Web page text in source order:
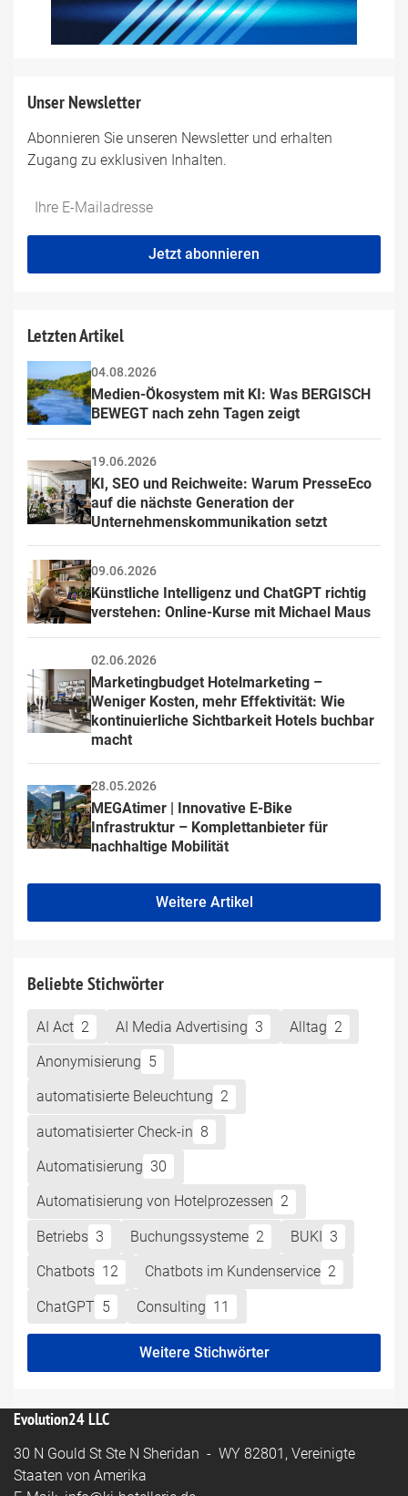
Unser Newsletter
Abonnieren Sie unseren Newsletter und erhalten
Zugang zu exklusiven Inhalten.
Do
*Ihre
Jetzt abonnieren
Letzten Artikel
04.08.2026
Medien-Ökosystem mit KI: Was BERGISCH
BEWEGT nach zehn Tagen zeigt
19.06.2026
KI, SEO und Reichweite: Warum PresseEco
auf die nächste Generation der
Unternehmenskommunikation setzt
09.06.2026
Künstliche Intelligenz und ChatGPT richtig
verstehen: Online-Kurse mit Michael Maus
02.06.2026
Marketingbudget Hotelmarketing –
Weniger Kosten, mehr Effektivität: Wie
kontinuierliche Sichtbarkeit Hotels buchbar
macht
28.05.2026
MEGAtimer | Innovative E-Bike
Infrastruktur – Komplettanbieter für
nachhaltige Mobilität
Weitere Artikel
Beliebte Stichwörter
AI Act 2 AI Media Advertising 3 Alltag 2
Anonymisierung 5
automatisierte Beleuchtung 2
automatisierter Check-in 8
Automatisierung 30
Automatisierung von Hotelprozessen 2
Betriebs 3 Buchungssysteme 2 BUKI 3
Chatbots 12 Chatbots im Kundenservice 2
ChatGPT 5 Consulting 11
Weitere Stichwörter
Evolution24 LLC
30 N Gould St Ste N Sheridan - WY 82801, Vereinigte
Staaten von Amerika